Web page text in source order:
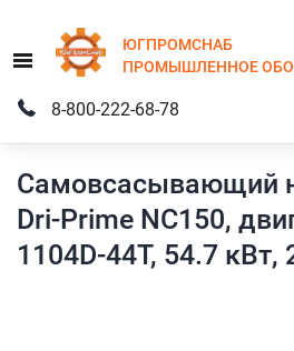
Menu
ЮГПРОМСНАБ
ПРОМЫШЛЕННОЕ
8-800-222-68-78
Самовсасывающий
Dri-Prime NC150,
1104D-44T, 54.7